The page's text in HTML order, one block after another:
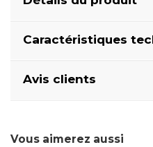
Caractéristiques
Avis clients
Vous aimerez aussi